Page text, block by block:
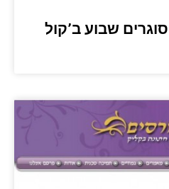
שבוע ב’קול